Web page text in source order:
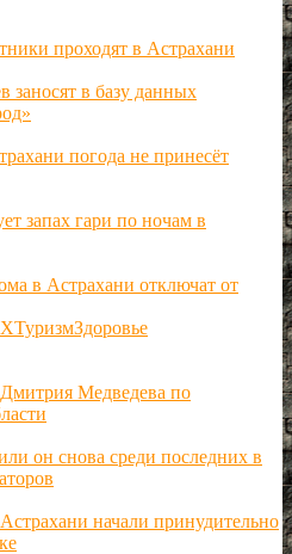
проходят в Астрахани
заносят в базу данных
погода не принесёт
запах гари по ночам в
в Астрахани отключат от
ТуризмЗдоровье
Дмитрия Медведева по
он снова среди последних в
начали принудительно